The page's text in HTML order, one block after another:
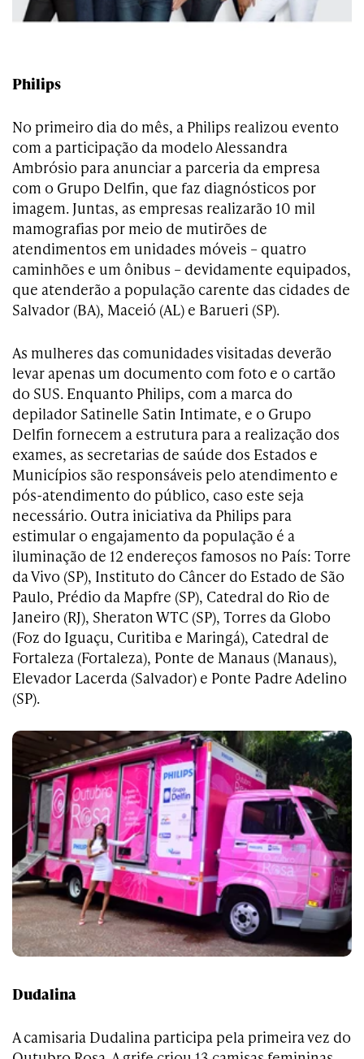
Philips
No primeiro dia do mês, a Philips realizou evento
com a participação da modelo Alessandra
Ambrósio para anunciar a parceria da empresa
com o Grupo Delfin, que faz diagnósticos por
imagem. Juntas, as empresas realizarão 10 mil
mamografias por meio de mutirões de
atendimentos em unidades móveis – quatro
caminhões e um ônibus – devidamente equipados,
que atenderão a população carente das cidades de
Salvador (BA), Maceió (AL) e Barueri (SP).
As mulheres das comunidades visitadas deverão
levar apenas um documento com foto e o cartão
do SUS. Enquanto Philips, com a marca do
depilador Satinelle Satin Intimate, e o Grupo
Delfin fornecem a estrutura para a realização dos
exames, as secretarias de saúde dos Estados e
Municípios são responsáveis pelo atendimento e
pós-atendimento do público, caso este seja
necessário. Outra iniciativa da Philips para
estimular o engajamento da população é a
iluminação de 12 endereços famosos no País: Torre
da Vivo (SP), Instituto do Câncer do Estado de São
Paulo, Prédio da Mapfre (SP), Catedral do Rio de
Janeiro (RJ), Sheraton WTC (SP), Torres da Globo
(Foz do Iguaçu, Curitiba e Maringá), Catedral de
Fortaleza (Fortaleza), Ponte de Manaus (Manaus),
Elevador Lacerda (Salvador) e Ponte Padre Adelino
(SP).
Dudalina
A camisaria Dudalina participa pela primeira vez do